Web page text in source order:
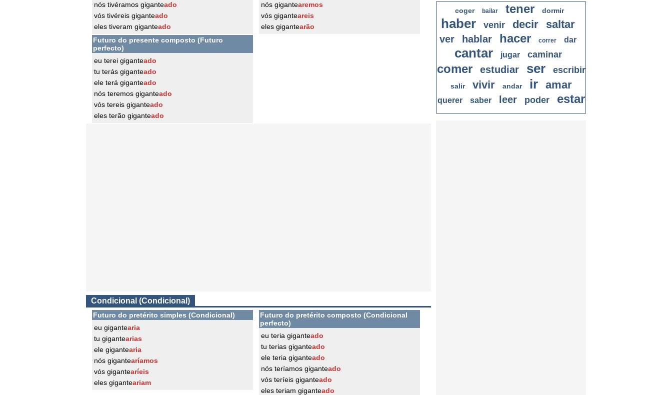
nós tivéramos giganteado
vós tivéreis giganteado
eles tiveram giganteado
nós gigantearemos
vós giganteareis
eles gigantearão
Futuro do presente composto (Futuro
perfecto)
eu terei giganteado
tu terás giganteado
ele terá giganteado
nós teremos giganteado
vós tereis giganteado
eles terão giganteado
Condicional (Condicional)
Futuro do pretérito simples (Condicional)
eu gigantearia
tu gigantearias
ele gigantearia
nós gigantearíamos
vós gigantearíeis
eles giganteariam
Futuro do pretérito composto (Condicional
perfecto)
eu teria giganteado
tu terias giganteado
ele teria giganteado
nós teríamos giganteado
vós teríeis giganteado
eles teriam giganteado
coger bailar tener dormir
haber venir decir saltar
ver hablar hacer correr dar
cantar jugar caminar
comer estudiar ser escribir
salir vivir andar ir amar
querer saber leer poder estar